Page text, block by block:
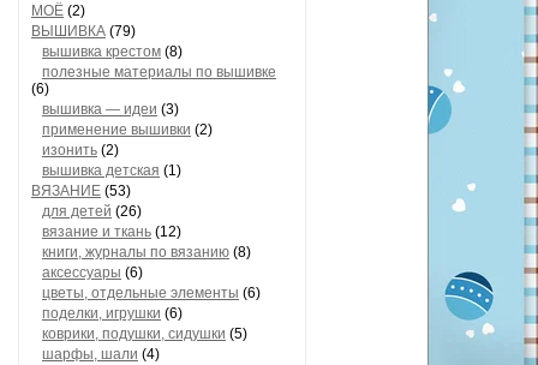
МОЁ (2)
ВЫШИВКА (79)
вышивка крестом (8)
полезные материалы по вышивке
(6)
вышивка — идеи (3)
применение вышивки (2)
изонить (2)
вышивка детская (1)
ВЯЗАНИЕ (53)
для детей (26)
вязание и ткань (12)
книги, журналы по вязанию (8)
аксессуары (6)
цветы, отдельные элементы (6)
поделки, игрушки (6)
коврики, подушки, сидушки (5)
шарфы, шали (4)